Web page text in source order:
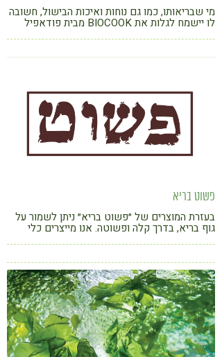
מי שבריאותו, כמו גם נוחות ואיכות הבישול, חשובה
לו יישמח לגלות את BIOCOOK מבית פודאפיל
פשוט בריא
בעזרת המוצרים של ״פשוט בריא״ ניתן לשמור על
גוף בריא, בדרך קלה ופשוטה. אנו מייצרים כלי
טוחנים באבני ריחיים את כל סוגי הגרגירים,
ומכינים קמח מלא אמיתי.